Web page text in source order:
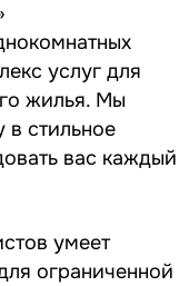
услуг для
жилья. Мы
в стильное
вас каждый
умеет
ограниченной